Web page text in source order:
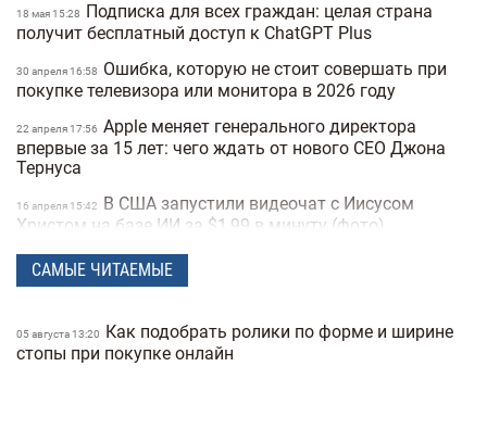
18 мая 15:28
Подписка для всех граждан: целая страна
получит бесплатный доступ к ChatGPT Plus
30 апреля 16:58
Ошибка, которую не стоит совершать при
покупке телевизора или монитора в 2026 году
22 апреля 17:56 Apple меняет генерального директора
впервые за 15 лет: чего ждать от нового CEO Джона
Тернуса
16 апреля 15:42
В США запустили видеочат с Иисусом
Христом на базе ИИ за $1,99 в минуту (фото)
15 апреля 16:04 Meta создает ИИ-клона Марка Цукерберга
для общения с сотрудниками компании
возможного создателя биткоина
САМЫЕ ЧИТАЕМЫЕ
05 августа 13:20
Как подобрать ролики по форме и ширине
стопы при покупке онлайн